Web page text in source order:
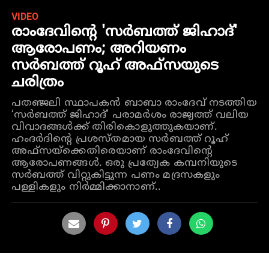
VIDEO
രാംദേവിന്റെ 'സർബത്ത് ജിഹാദ്'
ആരോപണം; അറിയണം
സർബത്ത് റൂഹ് അഫ്സയുടെ
ചരിത്രം
പതഞ്ജലി സ്ഥാപകൻ ബാബാ രാംദേവ് നടത്തിയ
‘സർബത്ത് ജിഹാദ്’ പരാമർശം രാജ്യത്ത് വലിയ
വിവാദങ്ങൾക്ക് തിരികൊളുത്തുകയാണ്.
ഹംദർദിൻ്റെ പ്രശസ്തമായ സർബത്ത് റൂഹ്
അഫ്സയ്ക്കെതിരെയാണ് രാംദേവിൻ്റെ
ആരോപണങ്ങൾ. ഒരു പ്രത്യേക കമ്പനിയുടെ
സർബത്ത് വിറ്റുകിട്ടുന്ന പണം മദ്രസകളും
പള്ളികളും നിർമ്മിക്കാനാണ്..